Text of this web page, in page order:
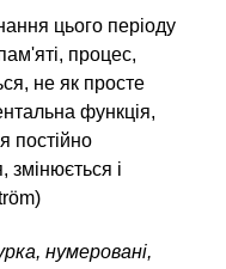
цього періоду
процес,
не як просте
функція,
постійно
змінюється і
нумеровані,